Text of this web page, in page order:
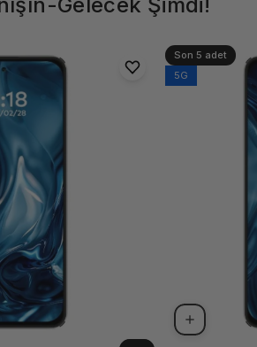
Son 5 adet
5G